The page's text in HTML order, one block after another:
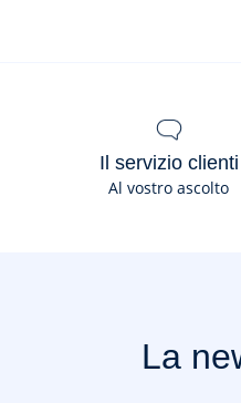
Il servizio clienti
Al vostro ascolto
La